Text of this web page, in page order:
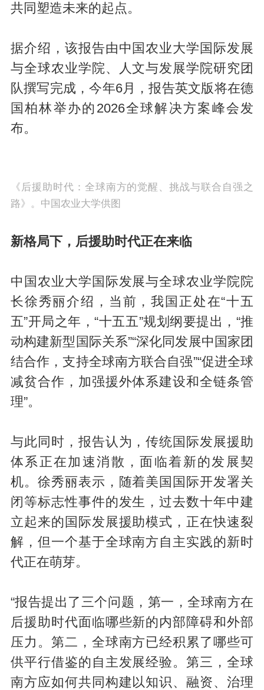
共同塑造未来的起点。
据介绍，该报告由中国农业大学国际发展
与全球农业学院、人文与发展学院研究团
队撰写完成，今年6月，报告英文版将在德
国柏林举办的2026全球解决方案峰会发
布。
《后援助时代：全球南方的觉醒、挑战与联合自强之
路》。中国农业大学供图
新格局下，后援助时代正在来临
中国农业大学国际发展与全球农业学院院
长徐秀丽介绍，当前，我国正处在“十五
五”开局之年，“十五五”规划纲要提出，“推
动构建新型国际关系”“深化同发展中国家团
结合作，支持全球南方联合自强”“促进全球
减贫合作，加强援外体系建设和全链条管
理”。
与此同时，报告认为，传统国际发展援助
体系正在加速消散，面临着新的发展契
机。徐秀丽表示，随着美国国际开发署关
闭等标志性事件的发生，过去数十年中建
立起来的国际发展援助模式，正在快速裂
解，但一个基于全球南方自主实践的新时
代正在萌芽。
“报告提出了三个问题，第一，全球南方在
后援助时代面临哪些新的内部障碍和外部
压力。第二，全球南方已经积累了哪些可
供平行借鉴的自主发展经验。第三，全球
南方应如何共同构建以知识、融资、治理